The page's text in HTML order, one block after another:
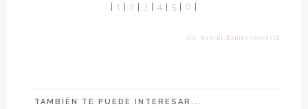
1 2 3 4 5 6
vía: bykiki.damernasvarld
TAMBIÉN TE PUEDE INTERESAR...